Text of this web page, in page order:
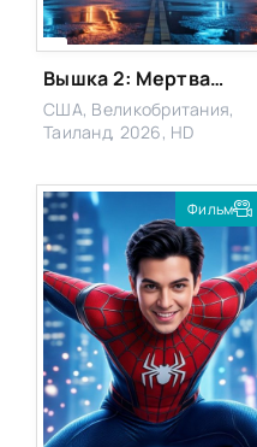
Вышка 2: Мертвая точка
США, Великобритания,
Таиланд, 2026, HD
Фильм